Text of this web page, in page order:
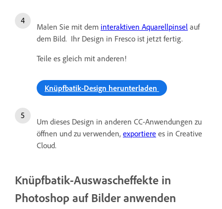
Malen Sie mit dem interaktiven Aquarellpinsel auf
dem Bild. Ihr Design in Fresco ist jetzt fertig.
Teile es gleich mit anderen!
Knüpfbatik-Design herunterladen
Um dieses Design in anderen CC-Anwendungen zu
öffnen und zu verwenden, exportiere es in Creative
Cloud.
Knüpfbatik-Auswascheffekte in
Photoshop auf Bilder anwenden